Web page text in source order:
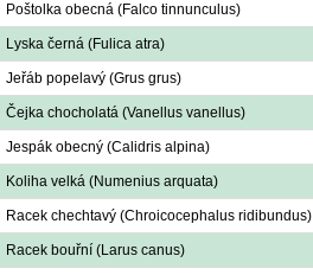
Poštolka obecná (Falco tinnunculus)
Lyska černá (Fulica atra)
Jeřáb popelavý (Grus grus)
Čejka chocholatá (Vanellus vanellus)
Jespák obecný (Calidris alpina)
Koliha velká (Numenius arquata)
Racek chechtavý (Chroicocephalus ridibundus)
Racek bouřní (Larus canus)